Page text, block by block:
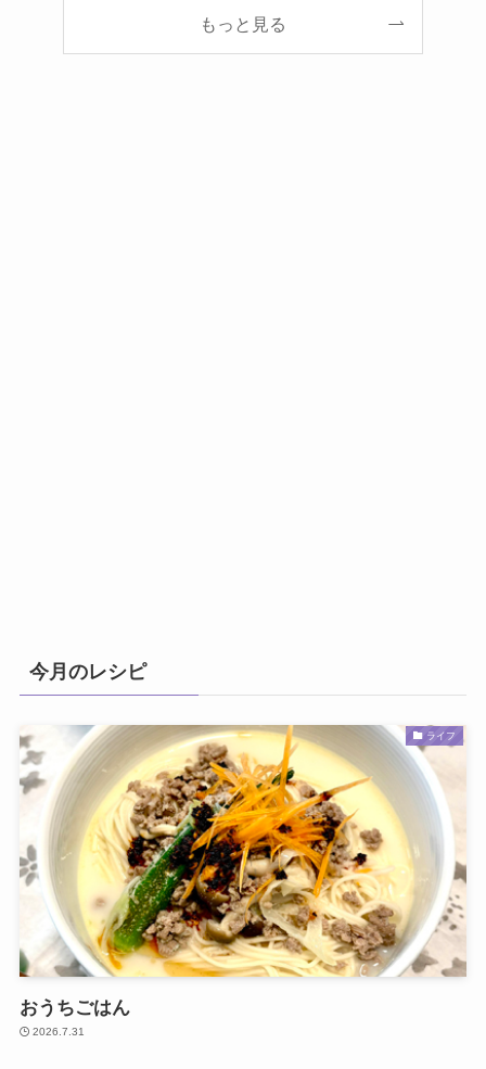
もっと見る
今月のレシピ
ライフ
おうちごはん
2026.7.31